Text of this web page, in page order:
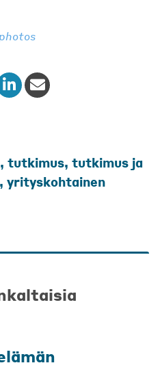
, tutkimus, tutkimus ja
, yrityskohtainen